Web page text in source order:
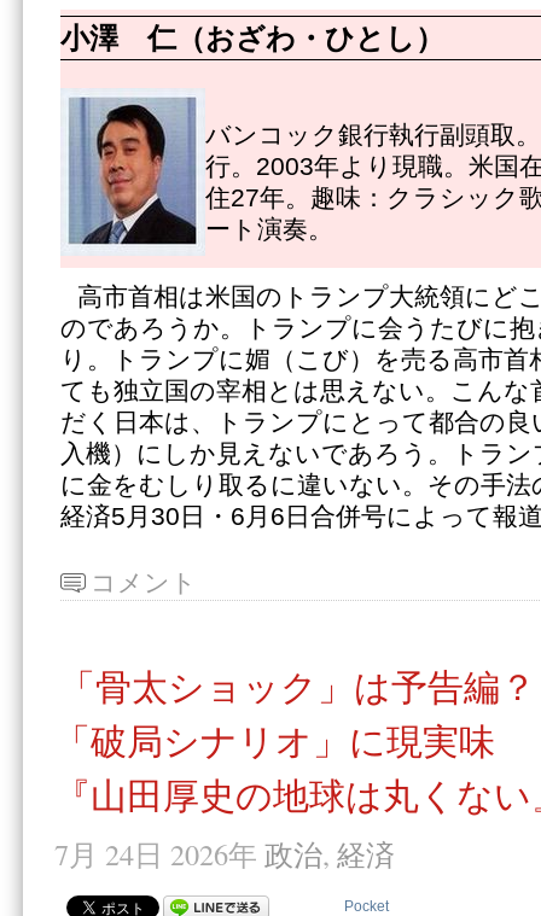
小澤 仁（おざわ・ひとし）
バンコック銀行執行副頭取
行。2003年より現職。米国
住27年。趣味：クラシック
ート演奏。
高市首相は米国のトランプ大統領にど
のであろうか。トランプに会うたびに
り。トランプに媚（こび）を売る高市首
ても独立国の宰相とは思えない。こん
だく日本は、トランプにとって都合の良
入機）にしか見えないであろう。トラ
に金をむしり取るに違いない。その手法
経済5月30日・6月6日合併号によって報
コメント
「骨太ショック」は予告編？
「破局シナリオ」に現実味
『山田厚史の地球は丸くな
7月 24日 2026年 政治, 経済
Pocket